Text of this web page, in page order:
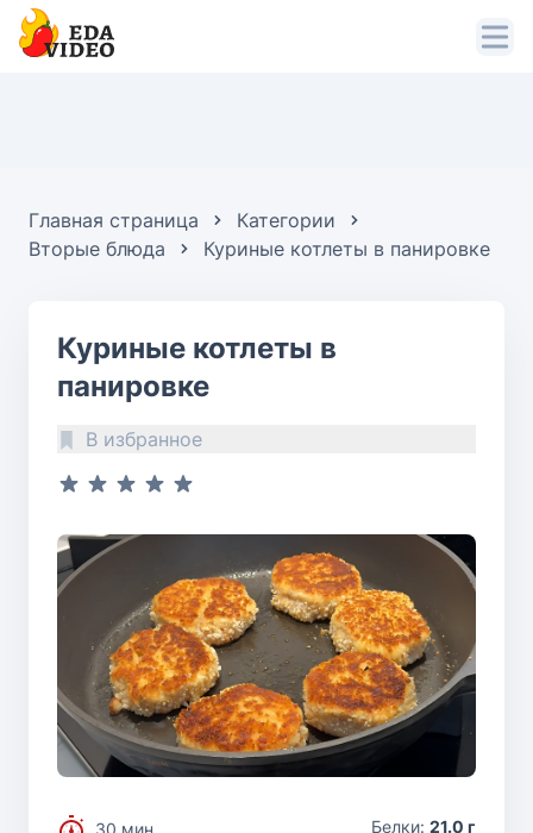
Главная страница
Категории
Вторые блюда
Куриные котлеты в панировке
Куриные котлеты в
панировке
В избранное
30 мин
Белки: 21.0 г